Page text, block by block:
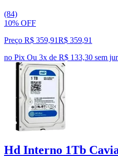
(84)
10% OFF
Preço R$ 359,91R$ 359,91
no Pix Ou 3x de R$ 133,30 sem
Hd Interno 1Tb